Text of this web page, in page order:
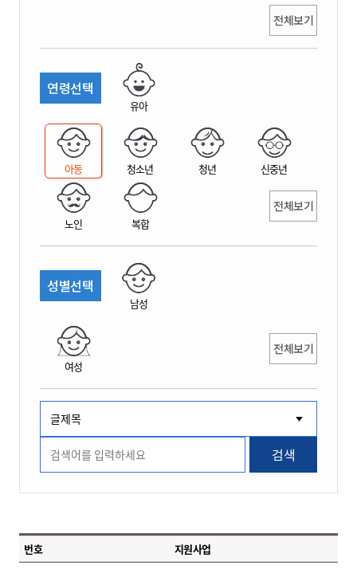
전체보기
연령선택
유아
아동 청소년 청년 신중년
노인 복합
전체보기
성별선택
남성
여성
전체보기
검색
번호 지원사업